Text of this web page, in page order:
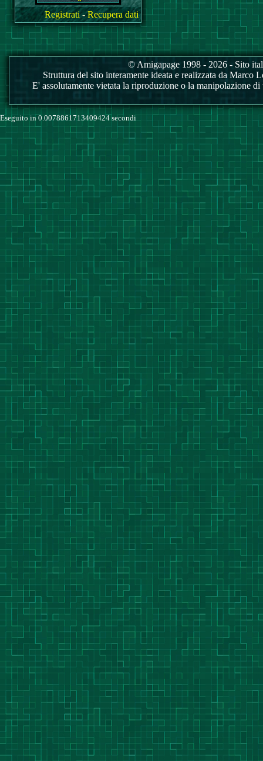
Registrati-Recupera dati
© Amigapage 1998 - 2026 - Sito
Struttura del sito interamente ideata e realizzata da
E' assolutamente vietata la riproduzione o la manipolazione
Eseguito in 0.0078861713409424 secondi